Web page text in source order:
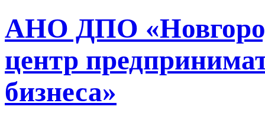
АНО ДПО
центр
бизнеса»